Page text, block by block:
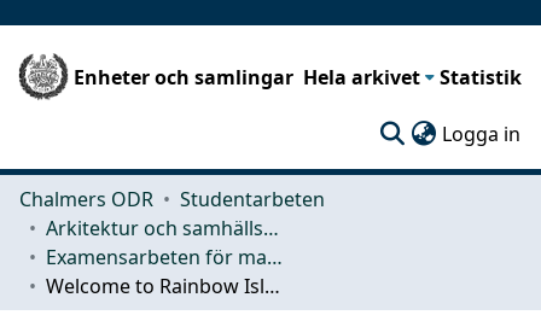
Enheter och samlingar Hela arkivet Statistik
Logga in
Chalmers ODR
Studentarbeten
Arkitektur och samhällsbyggnadsteknik (ACE)
Examensarbeten för masterexamen
Welcome to Rainbow Island - A visionary environment made by 100 % recycled plastic